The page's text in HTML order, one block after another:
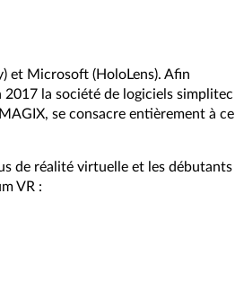
et Microsoft (HoloLens). Afin
la société de logiciels simplitec
se consacre entièrement à ce
de réalité virtuelle et les débutants
VR :